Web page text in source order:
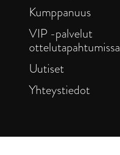
Kumppanuus
VIP -palvelut
ottelutapahtumissa
Uutiset
Yhteystiedot